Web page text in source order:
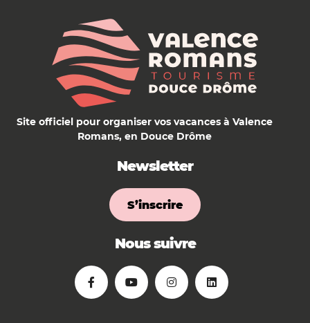
Site officiel pour organiser vos vacances à Valence
Romans, en Douce Drôme
Newsletter
S’inscrire
Nous suivre